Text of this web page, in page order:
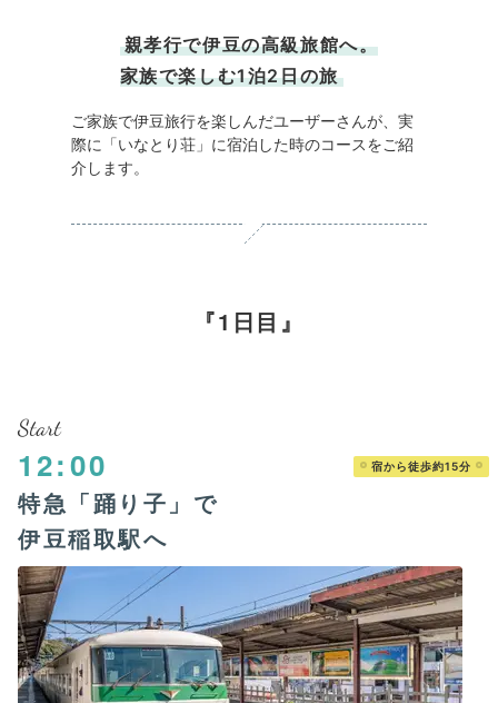
親孝行で伊豆の高級旅館へ。
家族で楽しむ1泊2日の旅
ご家族で伊豆旅行を楽しんだユーザーさんが、実
際に「いなとり荘」に宿泊した時のコースをご紹
介します。
1日目
Start
12:00 宿から徒歩約15分
特急「踊り子」で
伊豆稲取駅へ